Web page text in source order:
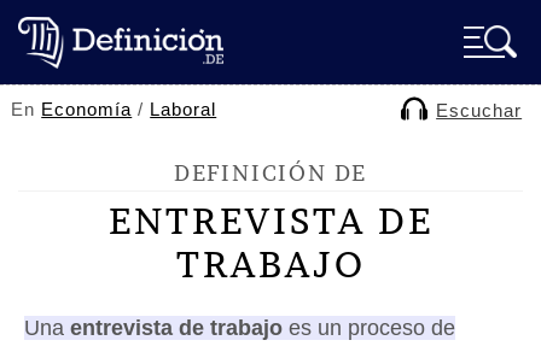
En Economía / Laboral Escuchar
DEFINICIÓN DE
ENTREVISTA DE
TRABAJO
Una entrevista de trabajo es un proceso de